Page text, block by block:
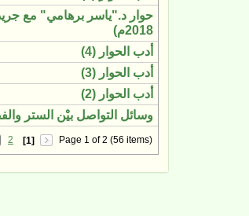
2018م)
أدب الحوار (4)
أدب الحوار (3)
أدب الحوار (2)
وسائل التواصل بيْن الستر
2 [1] Page 1 of 2 (56 items)